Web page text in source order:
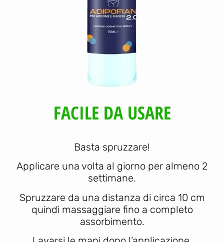
FACILE DA USARE
Basta spruzzare!
Applicare una volta al giorno per almeno 2
settimane.
Spruzzare da una distanza di circa 10 cm
quindi massaggiare fino a completo
assorbimento.